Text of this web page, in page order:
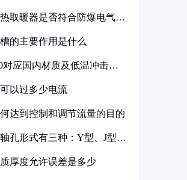
取暖器是否符合防爆电气设
的主要作用是什么
对应国内材质及低温冲击要
以过多少电流
达到控制和调节流量的目的
孔形式有三种：Y型、J型、
厚度允许误差是多少